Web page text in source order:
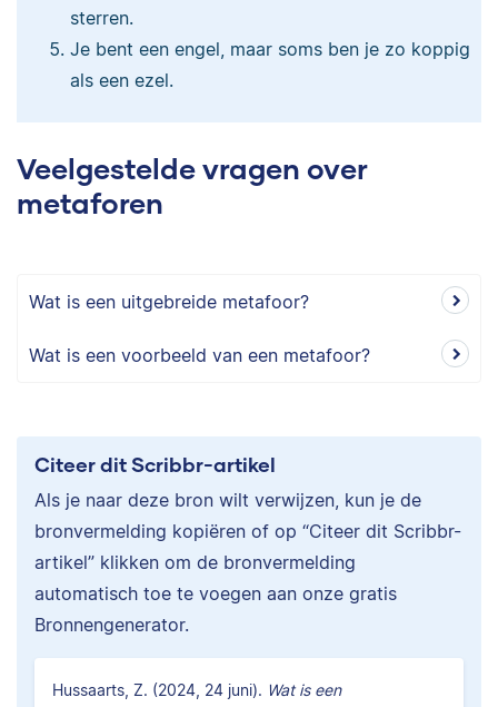
sterren.
Je bent een engel, maar soms ben je zo koppig
als een ezel.
Veelgestelde vragen over
metaforen
Wat is een uitgebreide metafoor?
Wat is een voorbeeld van een metafoor?
Citeer dit Scribbr-artikel
Als je naar deze bron wilt verwijzen, kun je de
bronvermelding kopiëren of op “Citeer dit Scribbr-
artikel” klikken om de bronvermelding
automatisch toe te voegen aan onze gratis
Bronnengenerator.
Hussaarts, Z. (2024, 24 juni). Wat is een